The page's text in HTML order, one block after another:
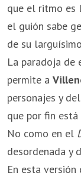
que el ritmo es
el guión sabe
de su
La paradoja de
permite a
personajes y
que por fin
No como en el
desordenada y
En esta versión